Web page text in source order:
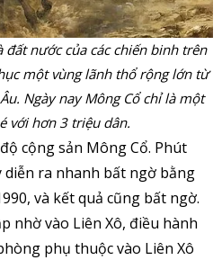
đất nước của các chiến binh trên
một vùng lãnh thổ rộng lớn từ
Ngày nay Mông Cổ chỉ là một
với hơn 3 triệu dân.
cộng sản Mông Cổ. Phút
diễn ra nhanh bất ngờ bằng
và kết quả cũng bất ngờ.
nhờ vào Liên Xô, điều hành
phụ thuộc vào Liên Xô